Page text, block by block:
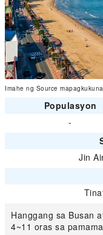
Imahe ng Source
Populasyon
-
Jin
Hanggang sa Busan
4~11 oras sa